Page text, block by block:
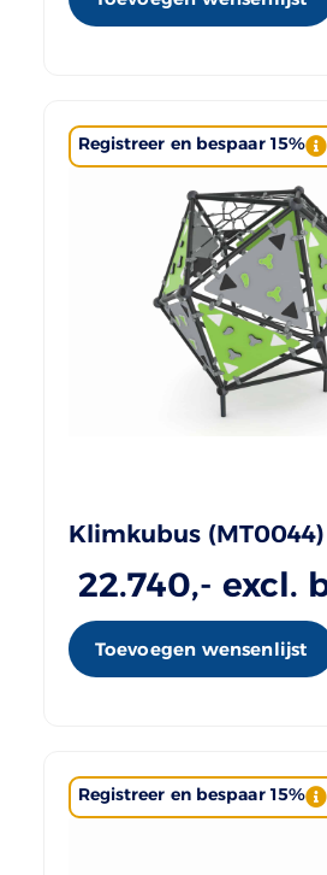
Registreer en bespaar 15%
Klimkubus (MT0044)
22.740,- excl.
Toevoegen wensenlijst
Registreer en bespaar 15%